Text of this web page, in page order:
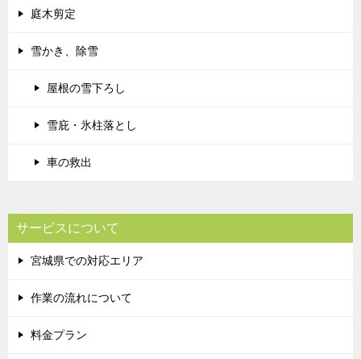
庭木剪定
雪かき、除雪
屋根の雪下ろし
雪庇・氷柱落とし
車の救出
サービスについて
宮城県での対応エリア
作業の流れについて
料金プラン